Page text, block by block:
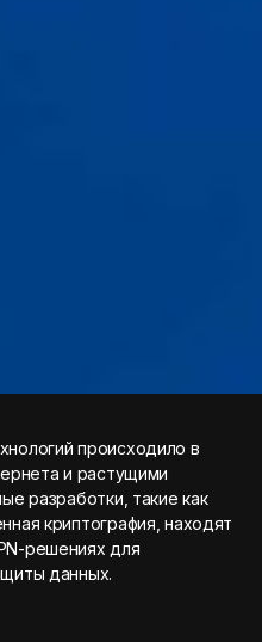
происходило в
и растущими
разработки, такие как
криптография, находят
решениях для
данных.